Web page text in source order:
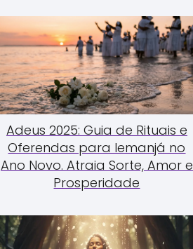
Adeus 2025: Guia de Rituais e
Oferendas para Iemanjá no
Ano Novo. Atraia Sorte, Amor e
Prosperidade